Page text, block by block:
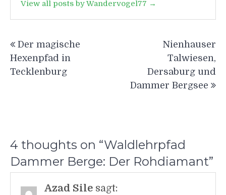
View all posts by Wandervogel77 →
Der magische
Hexenpfad in
Tecklenburg
Nienhauser
Talwiesen,
Dersaburg und
Dammer Bergsee
4 thoughts on “Waldlehrpfad
Dammer Berge: Der Rohdiamant”
Azad Sile sagt: